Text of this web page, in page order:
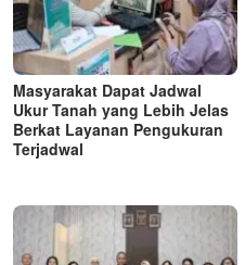
Masyarakat Dapat Jadwal
Ukur Tanah yang Lebih Jelas
Berkat Layanan Pengukuran
Terjadwal